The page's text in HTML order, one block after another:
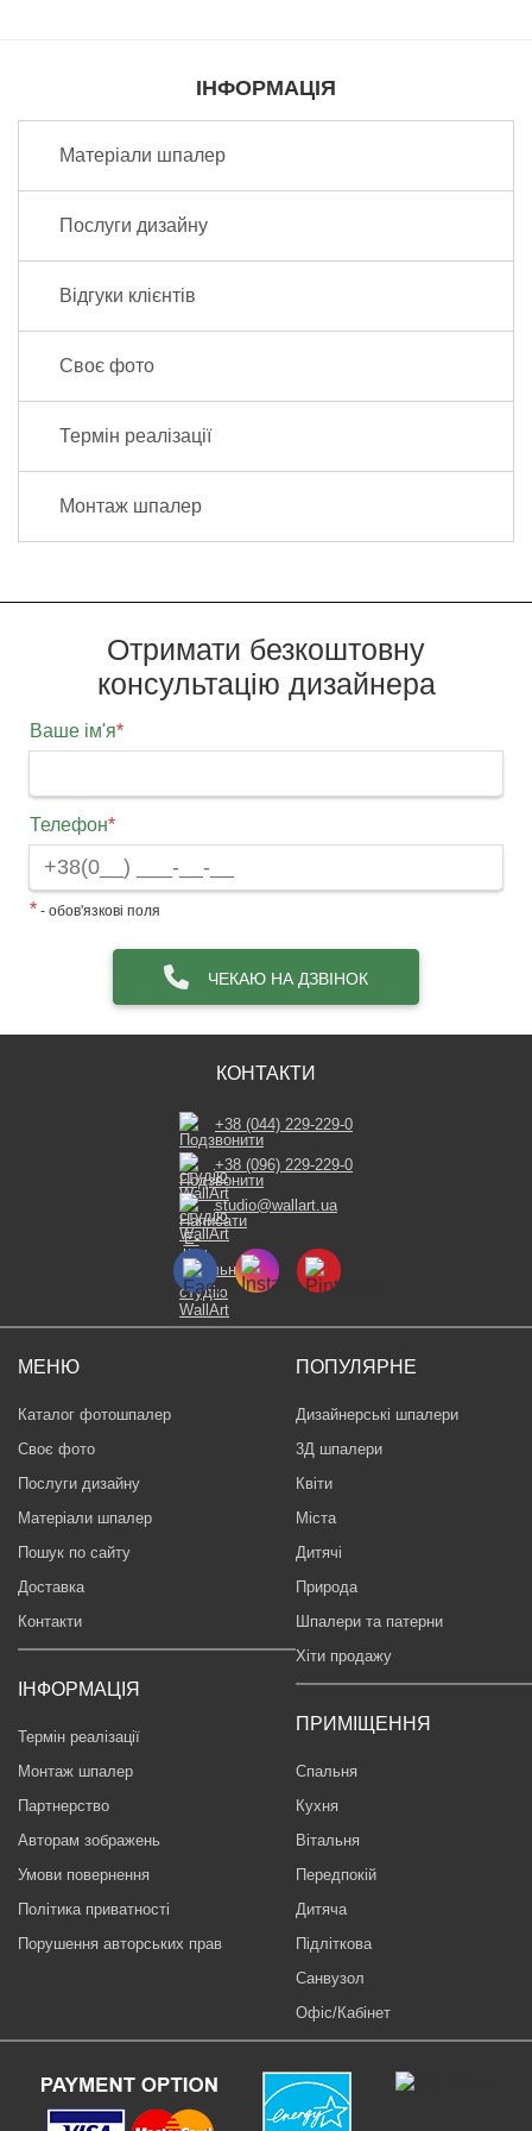
ІНФОРМАЦІЯ
Матеріали шпалер
Послуги дизайну
Відгуки клієнтів
Своє фото
Термін реалізації
Монтаж шпалер
Отримати безкоштовну
консультацію дизайнера
Ваше ім'я*
Телефон*
* - обов'язкові поля
ЧЕКАЮ НА ДЗВІНОК
МЕНЮ
Каталог фотошпалер
Своє фото
Послуги дизайну
Матеріали шпалер
Пошук по сайту
Доставка
Контакти
ІНФОРМАЦІЯ
Термін реалізації
Монтаж шпалер
Партнерство
Авторам зображень
Умови повернення
Політика приватності
Порушення авторських прав
ПОПУЛЯРНЕ
Дизайнерські шпалери
3Д шпалери
Квіти
Міста
Дитячі
Природа
Шпалери та патерни
Хіти продажу
ПРИМІЩЕННЯ
Спальня
Кухня
Вітальня
Передпокій
Дитяча
Підліткова
Санвузол
Офіс/Кабінет
КОНТАКТИ
+38 (044) 229-229-0
+38 (096) 229-229-0
studio@wallart.ua